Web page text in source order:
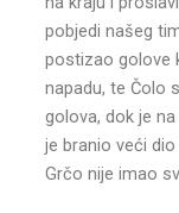
pobjedi našeg
postizao golove
napadu, te Čolo
golova, dok je
je branio veći
Grčo nije imao